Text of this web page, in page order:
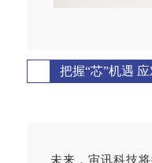
把握“芯”机遇
未来，宙讯科技